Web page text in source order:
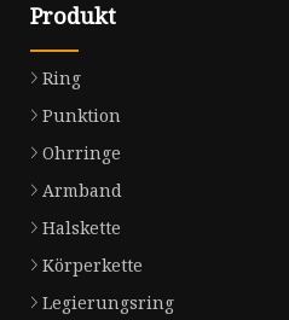
Produkt
Ring
Punktion
Ohrringe
Armband
Halskette
Körperkette
Legierungsring